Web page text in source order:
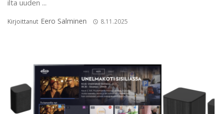
ilta uuden ...
Kirjoittanut Eero Salminen 8.11.2025